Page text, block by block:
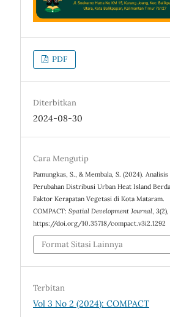
PDF
Diterbitkan
2024-08-30
Cara Mengutip
Pamungkas, S., & Membala, S. (2024). Analisis
Perubahan Distribusi Urban Heat Island
Faktor Kerapatan Vegetasi di Kota Mataram.
COMPACT: Spatial Development Journal,3
https://doi.org/10.35718/compact.v3i2.1292
Format Sitasi Lainnya
Terbitan
Vol 3 No 2 (2024): COMPACT